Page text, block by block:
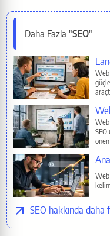
Reddit
Pinterest
E-Mail
Copy
Daha Fazla "SEO"
İlgili Sayfalar
SEO